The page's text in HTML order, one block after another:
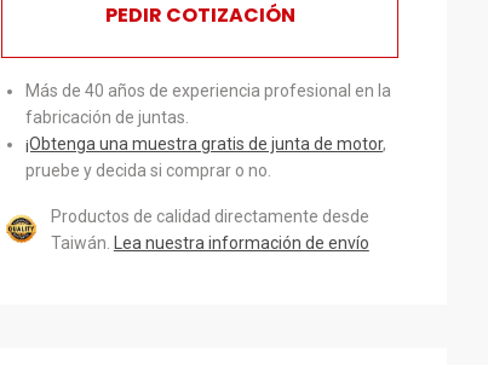
PEDIR COTIZACIÓN
Más de 40 años de experiencia profesional en la
fabricación de juntas.
¡Obtenga una muestra gratis de junta de motor,
pruebe y decida si comprar o no.
Productos de calidad directamente desde
Taiwán.
Lea nuestra información de envío